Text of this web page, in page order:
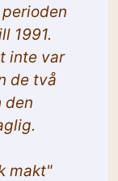
1991.
inte var
de två
den
makt"